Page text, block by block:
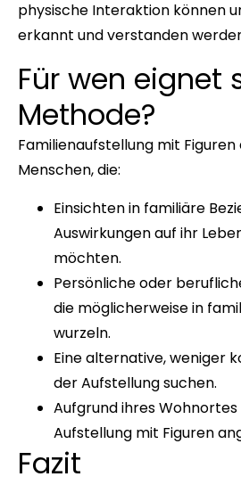
physische Interaktion können
erkannt und verstanden
Für wen eignet
Methode?
Familienaufstellung mit
Menschen, die:
Einsichten in familiäre
Auswirkungen auf ihr
möchten.
Persönliche oder
die möglicherweise in
wurzeln.
Eine alternative, weniger
der Aufstellung suchen.
Aufgrund ihres
Aufstellung mit Figuren
Fazit